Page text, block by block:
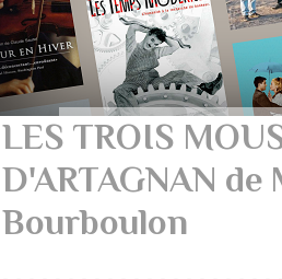
LES TROIS
D'ARTAGNAN de
Bourboulon